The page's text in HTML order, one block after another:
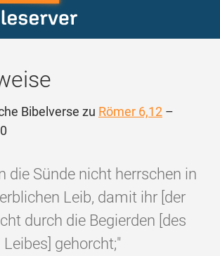
Bibelverse zu Römer 6,12 –
die Sünde nicht herrschen in
Leib, damit ihr [der
durch die Begierden [des
Leibes] gehorcht;"